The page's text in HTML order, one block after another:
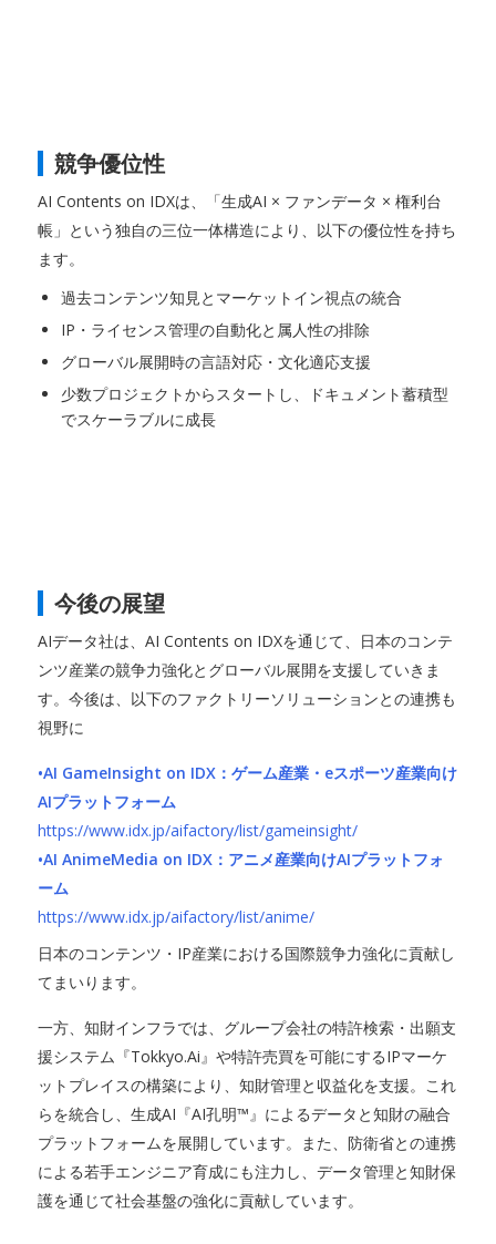
競争優位性
AI Contents on IDXは、「生成AI × ファンデータ × 権利台
帳」という独自の三位一体構造により、以下の優位性を持ち
ます。
過去コンテンツ知見とマーケットイン視点の統合
IP・ライセンス管理の自動化と属人性の排除
グローバル展開時の言語対応・文化適応支援
少数プロジェクトからスタートし、ドキュメント蓄積型
でスケーラブルに成長
今後の展望
AIデータ社は、AI Contents on IDXを通じて、日本のコンテ
ンツ産業の競争力強化とグローバル展開を支援していきま
す。今後は、以下のファクトリーソリューションとの連携も
視野に
•AI GameInsight on IDX：ゲーム産業・eスポーツ産業向け
AIプラットフォーム
https://www.idx.jp/aifactory/list/gameinsight/
•AI AnimeMedia on IDX：アニメ産業向けAIプラットフォ
ーム
https://www.idx.jp/aifactory/list/anime/
日本のコンテンツ・IP産業における国際競争力強化に貢献し
てまいります。
一方、知財インフラでは、グループ会社の特許検索・出願支
援システム『Tokkyo.Ai』や特許売買を可能にするIPマーケ
ットプレイスの構築により、知財管理と収益化を支援。これ
らを統合し、生成AI『AI孔明™』によるデータと知財の融合
プラットフォームを展開しています。また、防衛省との連携
による若手エンジニア育成にも注力し、データ管理と知財保
護を通じて社会基盤の強化に貢献しています。